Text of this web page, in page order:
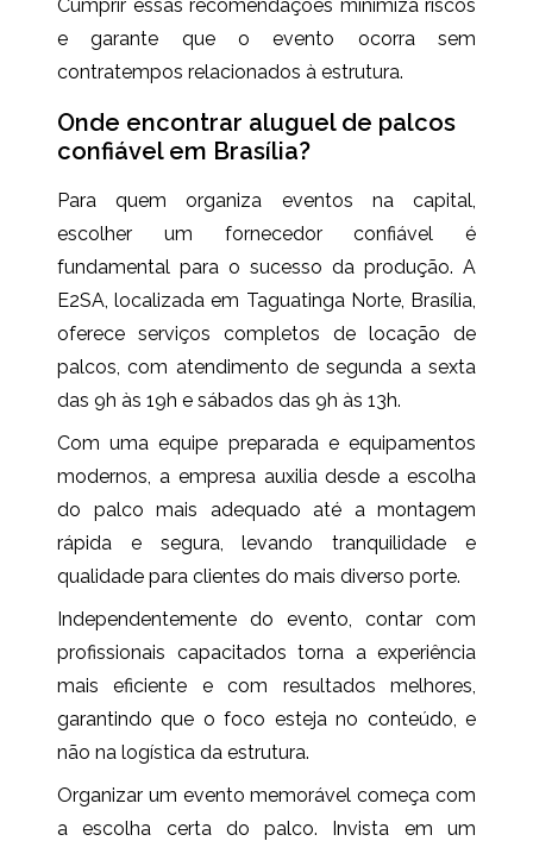
Cumprir essas recomendações minimiza riscos
e garante que o evento ocorra sem
contratempos relacionados à estrutura.
Onde encontrar aluguel de palcos
confiável em Brasília?
Para quem organiza eventos na capital,
escolher um fornecedor confiável é
fundamental para o sucesso da produção. A
E2SA, localizada em Taguatinga Norte, Brasília,
oferece serviços completos de locação de
palcos, com atendimento de segunda a sexta
das 9h às 19h e sábados das 9h às 13h.
Com uma equipe preparada e equipamentos
modernos, a empresa auxilia desde a escolha
do palco mais adequado até a montagem
rápida e segura, levando tranquilidade e
qualidade para clientes do mais diverso porte.
Independentemente do evento, contar com
profissionais capacitados torna a experiência
mais eficiente e com resultados melhores,
garantindo que o foco esteja no conteúdo, e
não na logística da estrutura.
Organizar um evento memorável começa com
a escolha certa do palco. Invista em um